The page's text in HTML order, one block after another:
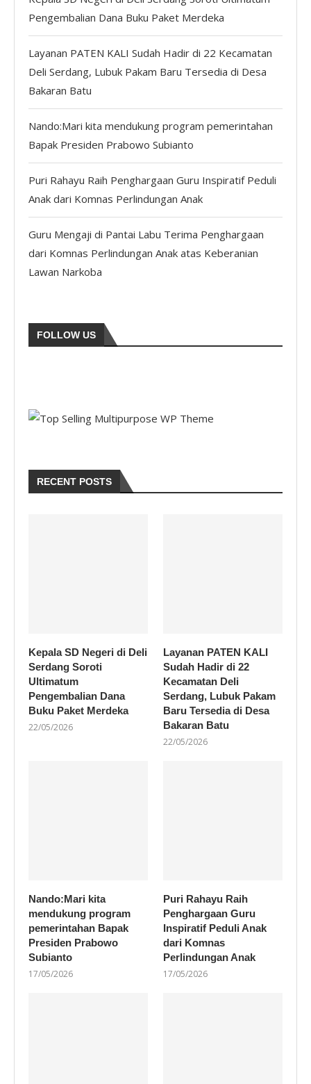
Pengembalian Dana Buku Paket Merdeka
Layanan PATEN KALI Sudah Hadir di 22 Kecamatan
Deli Serdang, Lubuk Pakam Baru Tersedia di Desa
Bakaran Batu
Nando:Mari kita mendukung program pemerintahan
Bapak Presiden Prabowo Subianto
Puri Rahayu Raih Penghargaan Guru Inspiratif Peduli
Anak dari Komnas Perlindungan Anak
Guru Mengaji di Pantai Labu Terima Penghargaan
dari Komnas Perlindungan Anak atas Keberanian
Lawan Narkoba
FOLLOW US
RECENT POSTS
Kepala SD Negeri di Deli
Serdang Soroti
Ultimatum
Pengembalian Dana
Buku Paket Merdeka
22/05/2026
Layanan PATEN KALI
Sudah Hadir di 22
Kecamatan Deli
Serdang, Lubuk Pakam
Baru Tersedia di Desa
Bakaran Batu
22/05/2026
Nando:Mari kita
mendukung program
pemerintahan Bapak
Presiden Prabowo
Subianto
17/05/2026
Puri Rahayu Raih
Penghargaan Guru
Inspiratif Peduli Anak
dari Komnas
Perlindungan Anak
17/05/2026